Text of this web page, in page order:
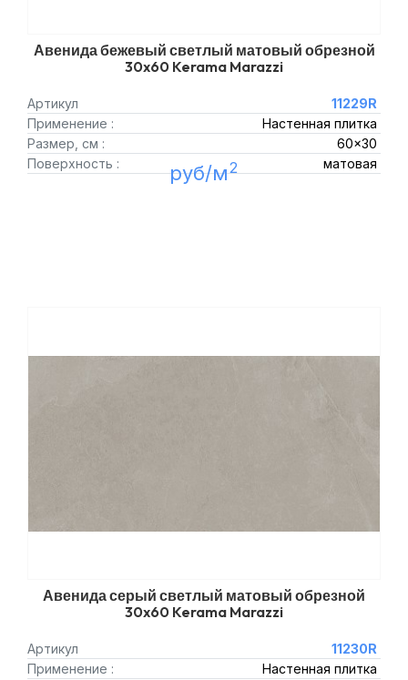
Авенида бежевый светлый матовый обрезной
30x60 Kerama Marazzi
Артикул
11229R
Применение :
Настенная плитка
Размер, см :
60x30
Поверхность :
матовая
руб/м2
Авенида серый светлый матовый обрезной
30x60 Kerama Marazzi
Артикул
11230R
Применение :
Настенная плитка